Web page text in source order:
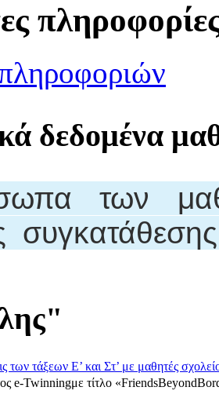
δεδομένα
των
των τάξεων Ε’ και Στ’ με μαθητές
e-Twinningμε τίτλο